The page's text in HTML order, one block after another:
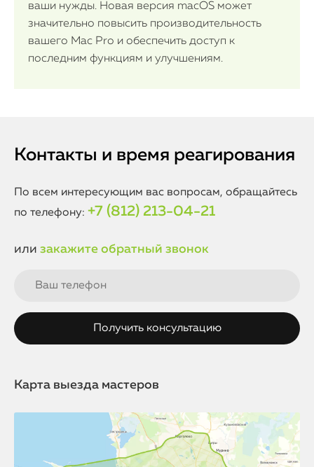
ваши нужды. Новая версия macOS может
значительно повысить производительность
вашего Mac Pro и обеспечить доступ к
последним функциям и улучшениям.
Контакты и время реагирования
По всем интересующим вас вопросам, обращайтесь
по телефону: +7 (812) 213-04-21
или закажите обратный звонок
Карта выезда мастеров